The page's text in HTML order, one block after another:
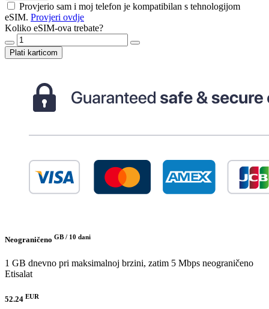
Provjerio sam i moj telefon je kompatibilan s tehnologijom
eSIM. Provjeri ovdje
Koliko eSIM-ova trebate?
Plati karticom
Neograničeno GB / 10 dani
1 GB dnevno pri maksimalnoj brzini, zatim 5 Mbps neograničeno
Etisalat
52.24 EUR